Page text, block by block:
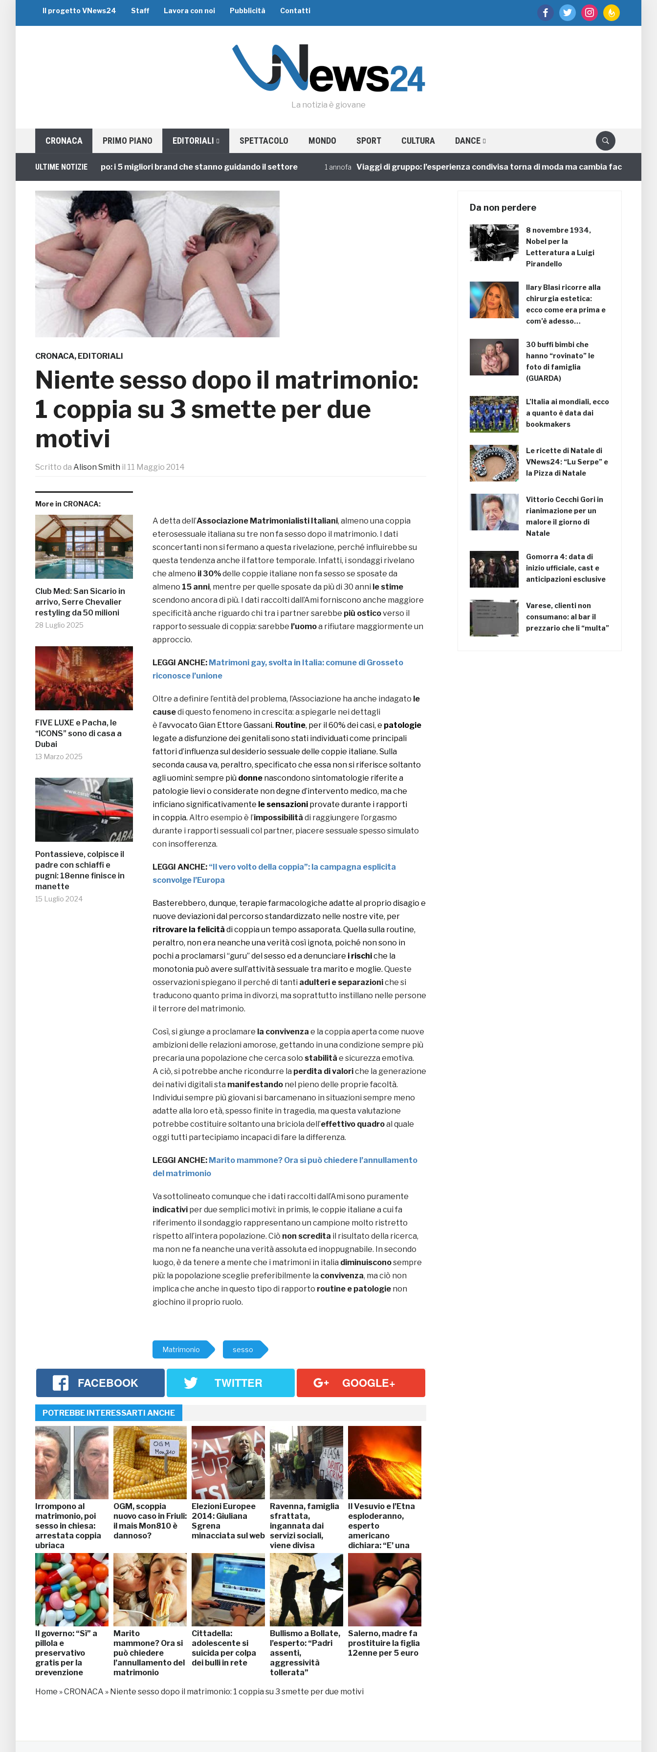
facebooktwitter instagramfeedburner
Il progetto VNews24 Staff Lavora con noi Pubblicità Contatti
La notizia è giovane
CRONACA PRIMO PIANO EDITORIALI SPETTACOLO MONDO SPORT CULTURA DANCE
ULTIME NOTIZIE
Viaggi di Gruppo: i 5 migliori brand che stanno guidando il settore 1 annofa Viaggi di gruppo: l’esperienza condivisa torna di moda ma cambia faccia
CRONACA, EDITORIALI
Niente sesso dopo il matrimonio:
1 coppia su 3 smette per due
motivi
Scritto da Alison Smith il 11 Maggio 2014
More in CRONACA:
Club Med: San Sicario in
arrivo, Serre Chevalier
restyling da 50 milioni
28 Luglio 2025
FIVE LUXE e Pacha, le
“ICONS” sono di casa a
Dubai
13 Marzo 2025
Pontassieve, colpisce il
padre con schiaffi e
pugni: 18enne finisce in
manette
15 Luglio 2024
A detta dell’Associazione Matrimonialisti Italiani, almeno una coppia
eterosessuale italiana su tre non fa sesso dopo il matrimonio. I dati
sconcertanti non si fermano a questa rivelazione, perché influirebbe su
questa tendenza anche il fattore temporale. Infatti, i sondaggi rivelano
che almeno il 30%delle coppie italiane non fa sesso se sposate da
almeno 15 anni, mentre per quelle sposate da più di 30 anni le stime
scendono ancora di più. I dati raccolti dall’Ami forniscono anche maggiore
specificità anche riguardo chi tra i partner sarebbe più osticoverso il
rapporto sessuale di coppia: sarebbe l’uomoa rifiutare maggiormente un
approccio.
LEGGI ANCHE: Matrimoni gay, svolta in Italia: comune di Grosseto
riconosce l’unione
Oltre a definire l’entità del problema, l’Associazione ha anche indagato le
causedi questo fenomeno in crescita: a spiegarle nei dettagli
è l’avvocato Gian Ettore Gassani. Routine, per il 60% dei casi, e patologie
legate a disfunzione dei genitali sono stati individuati come principali
fattori d’influenza sul desiderio sessuale delle coppie italiane. Sulla
seconda causa va, peraltro, specificato che essa non si riferisce soltanto
agli uomini: sempre più donne nascondono sintomatologie riferite a
patologie lievi o considerate non degne d’intervento medico, ma che
inficiano significativamente le sensazioni provate durante i rapporti
in coppia. Altro esempio è l’impossibilità di raggiungere l’orgasmo
durante i rapporti sessuali col partner, piacere sessuale spesso simulato
con insofferenza.
LEGGI ANCHE: “Il vero volto della coppia”: la campagna esplicita
sconvolge l’Europa
Basterebbero, dunque, terapie farmacologiche adatte al proprio disagio e
nuove deviazioni dal percorso standardizzato nelle nostre vite, per
ritrovare la felicità di coppia un tempo assaporata. Quella sulla routine,
peraltro, non era neanche una verità così ignota, poiché non sono in
pochi a proclamarsi “guru” del sesso ed a denunciare i rischiche la
monotonia può avere sull’attività sessuale tra marito e moglie. Queste
osservazioni spiegano il perché di tanti adulteri e separazioniche si
traducono quanto prima in divorzi, ma soprattutto instillano nelle persone
il terrore del matrimonio.
Così, si giunge a proclamare la convivenza e la coppia aperta come nuove
ambizioni delle relazioni amorose, gettando in una condizione sempre più
precaria una popolazione che cerca solo stabilità e sicurezza emotiva.
A ciò, si potrebbe anche ricondurre la perdita di valoriche la generazione
dei nativi digitali sta manifestando nel pieno delle proprie facoltà.
Individui sempre più giovani si barcamenano in situazioni sempre meno
adatte alla loro età, spesso finite in tragedia, ma questa valutazione
potrebbe costituire soltanto una briciola dell’effettivo quadroal quale
oggi tutti partecipiamo incapaci di fare la differenza.
LEGGI ANCHE: Marito mammone? Ora si può chiedere l’annullamento
del matrimonio
Va sottolineato comunque che i dati raccolti dall’Ami sono puramente
indicativi per due semplici motivi: in primis, le coppie italiane a cui fa
riferimento il sondaggio rappresentano un campione molto ristretto
rispetto all’intera popolazione. Ciò non scredita il risultato della ricerca,
ma non ne fa neanche una verità assoluta ed inoppugnabile. In secondo
luogo, è da tenere a mente che i matrimoni in italia diminuisconosempre
più: la popolazione sceglie preferibilmente la convivenza, ma ciò non
implica che anche in questo tipo di rapporto routine e patologie non
giochino il proprio ruolo.
Matrimonio sesso
FACEBOOK TWITTER GOOGLE+
POTREBBE INTERESSARTI ANCHE
Irrompono al
matrimonio, poi
sesso in chiesa:
arrestata coppia
ubriaca
OGM, scoppia
nuovo caso in Friuli:
il mais Mon810 è
dannoso?
Elezioni Europee
2014: Giuliana
Sgrena
minacciata sul web
Ravenna, famiglia
sfrattata,
ingannata dai
servizi sociali,
viene divisa
Il Vesuvio e l’Etna
esploderanno,
esperto
americano
dichiara: “E’ una
certezza”
Il governo: “Sì” a
pillola e
preservativo
gratis per la
prevenzione
Marito
mammone? Ora si
può chiedere
l’annullamento del
matrimonio
Cittadella:
adolescente si
suicida per colpa
dei bulli in rete
Bullismo a Bollate,
l’esperto: “Padri
assenti,
aggressività
tollerata”
Salerno, madre fa
prostituire la figlia
12enne per 5 euro
Home »CRONACA » Niente sesso dopo il matrimonio: 1 coppia su 3 smette per due motivi
Da non perdere
8 novembre 1934,
Nobel per la
Letteratura a Luigi
Pirandello
Ilary Blasi ricorre alla
chirurgia estetica:
ecco come era prima e
com’è adesso…
30 buffi bimbi che
hanno “rovinato” le
foto di famiglia
(GUARDA)
L’Italia ai mondiali, ecco
a quanto è data dai
bookmakers
Le ricette di Natale di
VNews24: “Lu Serpe” e
la Pizza di Natale
Vittorio Cecchi Gori in
rianimazione per un
malore il giorno di
Natale
Gomorra 4: data di
inizio ufficiale, cast e
anticipazioni esclusive
Varese, clienti non
consumano: al bar il
prezzario che li “multa”